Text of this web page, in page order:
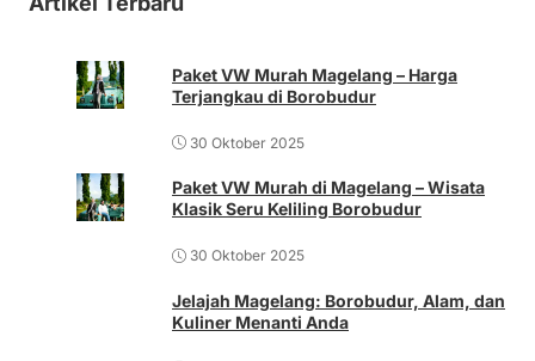
Paket VW Murah Magelang – Harga
Terjangkau di Borobudur
30 Oktober 2025
Paket VW Murah di Magelang – Wisata
Klasik Seru Keliling Borobudur
30 Oktober 2025
Jelajah Magelang: Borobudur, Alam, dan
Kuliner Menanti Anda